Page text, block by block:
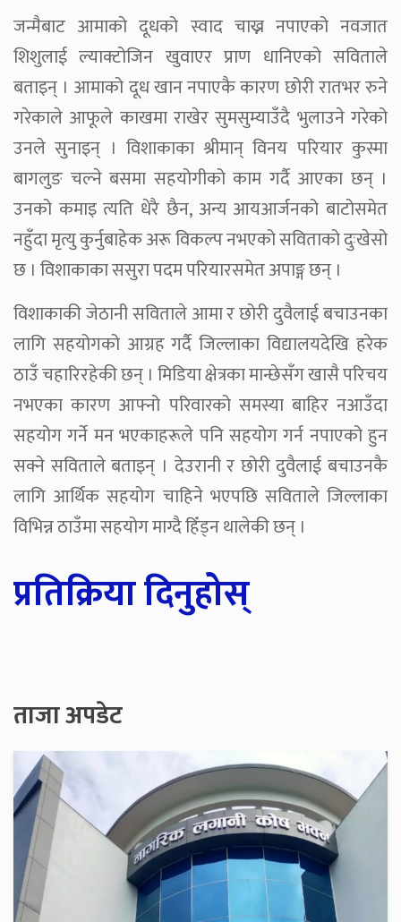
जन्मैबाट आमाको दूधको स्वाद चाख्न नपाएको नवजात
शिशुलाई ल्याक्टोजिन खुवाएर प्राण धानिएको सविताले
बताइन् । आमाको दूध खान नपाएकै कारण छोरी रातभर रुने
गरेकाले आफूले काखमा राखेर सुमसुम्याउँदै भुलाउने गरेको
उनले सुनाइन् । विशाकाका श्रीमान् विनय परियार कुस्मा
बागलुङ चल्ने बसमा सहयोगीको काम गर्दै आएका छन् ।
उनको कमाइ त्यति धेरै छैन, अन्य आयआर्जनको बाटोसमेत
नहुँदा मृत्यु कुर्नुबाहेक अरू विकल्प नभएको सविताको दुःखेसो
छ । विशाकाका ससुरा पदम परियारसमेत अपाङ्ग छन् ।
विशाकाकी जेठानी सविताले आमा र छोरी दुवैलाई बचाउनका
लागि सहयोगको आग्रह गर्दै जिल्लाका विद्यालयदेखि हरेक
ठाउँ चहारिरहेकी छन् । मिडिया क्षेत्रका मान्छेसँग खासै परिचय
नभएका कारण आफ्नो परिवारको समस्या बाहिर नआउँदा
सहयोग गर्ने मन भएकाहरूले पनि सहयोग गर्न नपाएको हुन
सक्ने सविताले बताइन् । देउरानी र छोरी दुवैलाई बचाउनकै
लागि आर्थिक सहयोग चाहिने भएपछि सविताले जिल्लाका
विभिन्न ठाउँमा सहयोग माग्दै हिँड्न थालेकी छन् ।
प्रतिक्रिया दिनुहोस्
ताजा अपडेट